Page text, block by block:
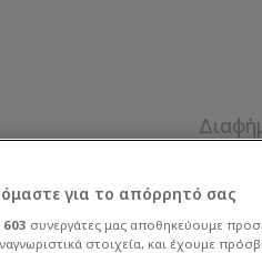
για το απόρρητό σας
603 συνεργάτες μας αποθηκεύουμε
στοιχεία, και έχουμε